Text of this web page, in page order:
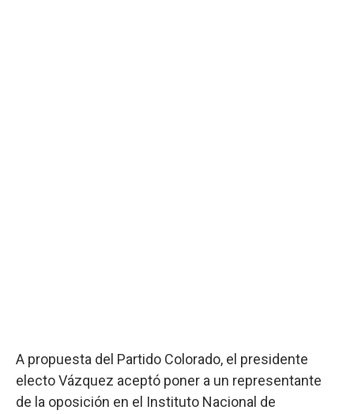
A propuesta del Partido Colorado, el presidente
electo Vázquez aceptó poner a un representante
de la oposición en el Instituto Nacional de